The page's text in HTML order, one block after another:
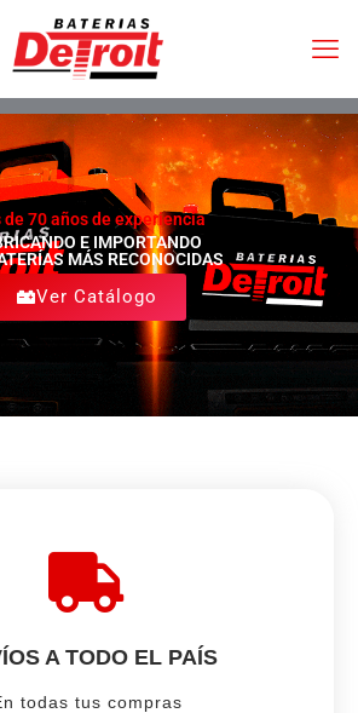
de 70 años de experiencia
E IMPORTANDO
MÁS RECONOCIDAS
Ver Catálogo
A TODO EL PAÍS
todas tus compras